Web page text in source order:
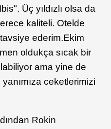
Üç yıldızlı olsa da
kaliteli. Otelde
ederim.Ekim
oldukça sıcak bir
ama yine de
ceketlerimizi
Rokin